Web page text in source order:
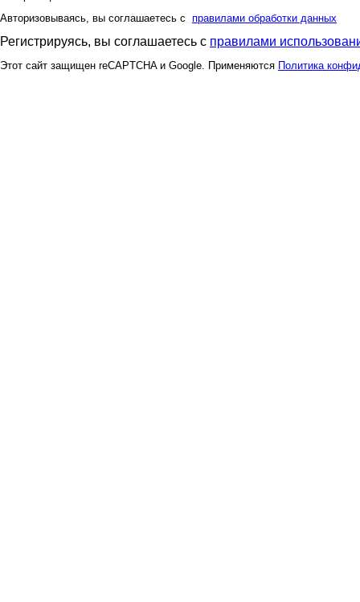
Авторизовываясь, вы соглашаетесь с правилами обработки данных
Регистрируясь, вы соглашаетесь с правилами
Этот сайт защищен reCAPTCHA и Google. Применяются Политика